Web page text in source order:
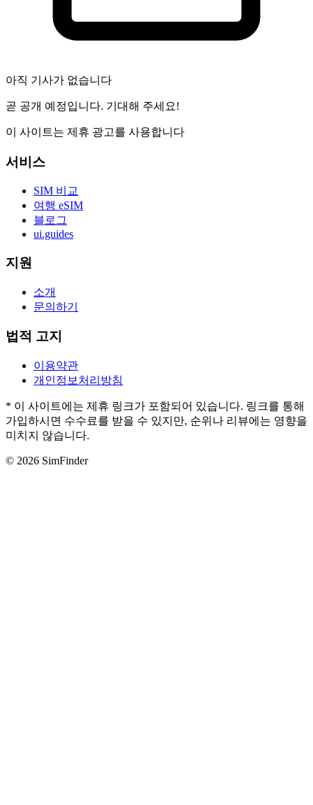
아직 기사가 없습니다
곧 공개 예정입니다. 기대해 주세요!
이 사이트는 제휴 광고를 사용합니다
서비스
SIM 비교
여행 eSIM
블로그
ui.guides
지원
소개
문의하기
법적 고지
이용약관
개인정보처리방침
* 이 사이트에는 제휴 링크가 포함되어 있습니다. 링크를 통해
가입하시면 수수료를 받을 수 있지만, 순위나 리뷰에는 영향을
미치지 않습니다.
© 2026 SimFinder